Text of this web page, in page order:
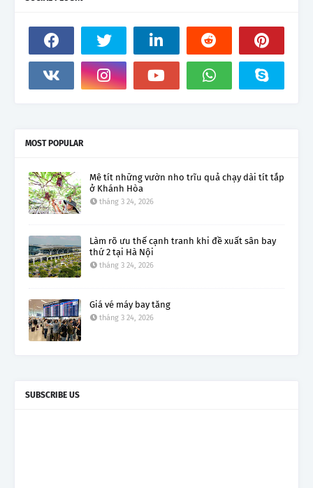
MOST POPULAR
Mê tít những vườn nho trĩu quả chạy dài tít tắp
ở Khánh Hòa
tháng 3 24, 2026
Làm rõ ưu thế cạnh tranh khi đề xuất sân bay
thứ 2 tại Hà Nội
tháng 3 24, 2026
Giá vé máy bay tăng
tháng 3 24, 2026
SUBSCRIBE US